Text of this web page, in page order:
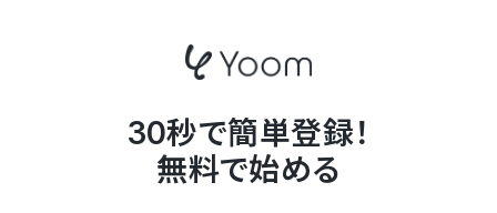
30秒で簡単登録！
無料で始める